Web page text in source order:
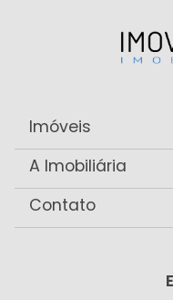
Imóveis
A Imobiliária
Contato